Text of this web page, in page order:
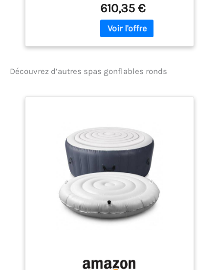
qui libèrent des bulles
depuis le fond du spa
gonflable pour créer un
à vous détendre et à
résistance, il offre une
durée de vie supérieure et
conserve sa forme au spa,
quel que soit le nombre de
gonflages et dégonflages
Utilisable à l'intérieur
comme à l'extérieur et ceci
toute l'année grâce au
système FREEZE SHIELD
pompe de spa incluse
610,35 €
Découvrez d’autres spas gonflables ronds